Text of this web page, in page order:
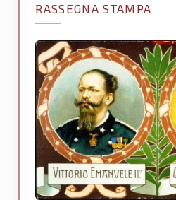
RASSEGNA STAMPA